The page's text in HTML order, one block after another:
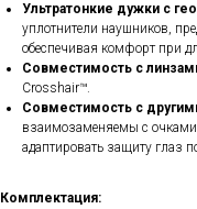
Ультратонкие дужки с
уплотнители наушников,
обеспечивая комфорт при
Совместимость с
Crosshair™.
Совместимость с
взаимозаменяемы с
адаптировать защиту глаз
Комплектация: